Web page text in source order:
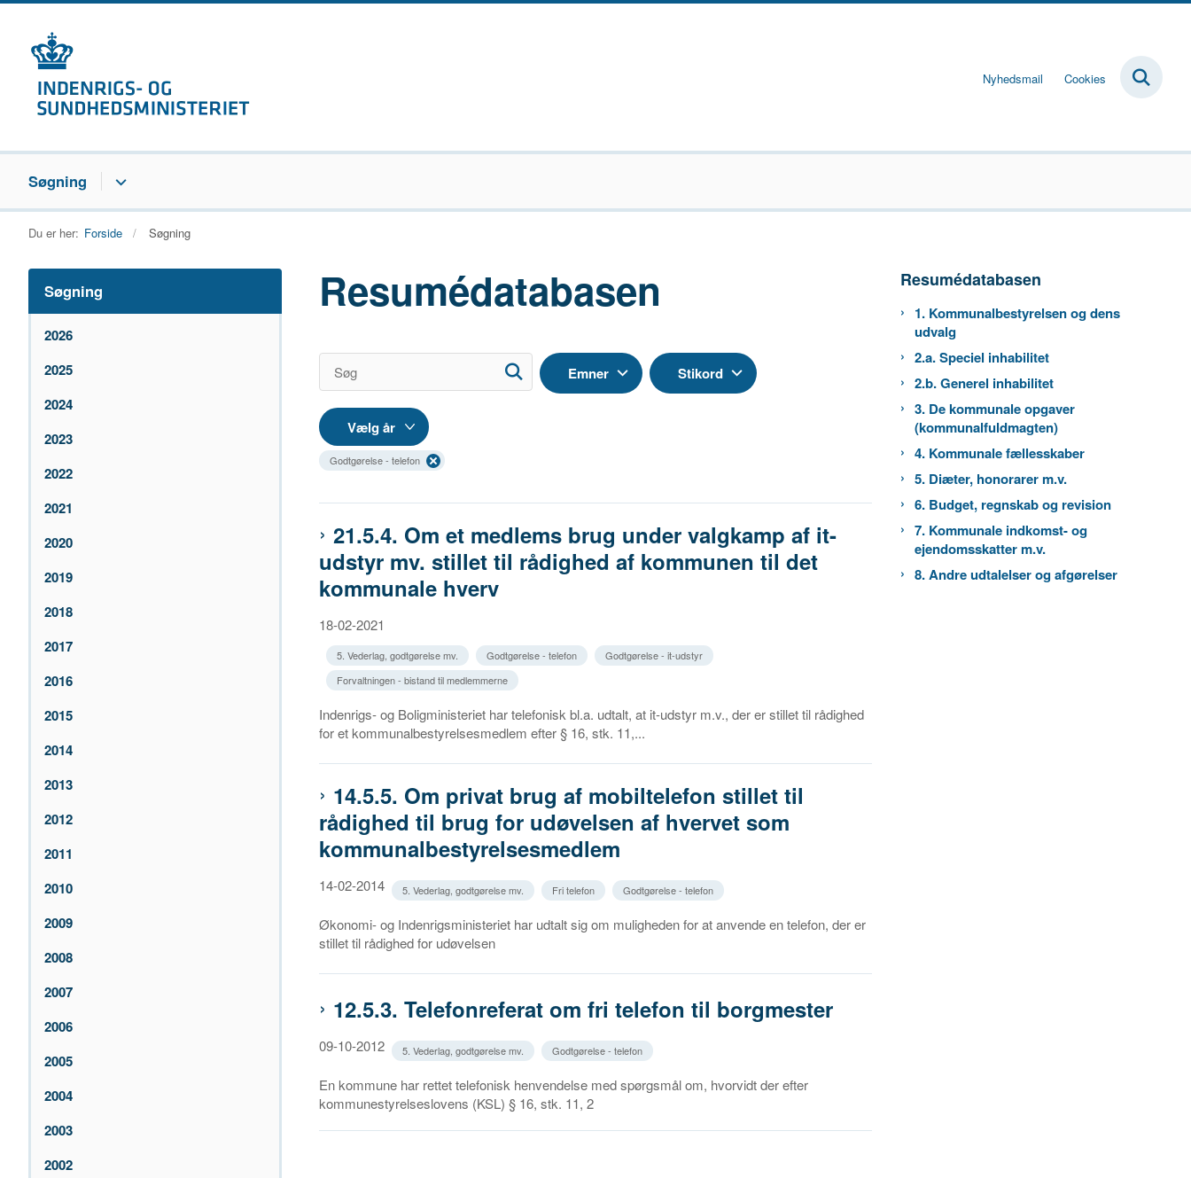
Nyhedsmail Cookies
Søgning
Du er her: Forside Søgning
Søgning
2026
2025
2024
2023
2022
2021
2020
2019
2018
2017
2016
2015
2014
2013
2012
2011
2010
2009
2008
2007
2006
2005
2004
2003
2002
Resumédatabasen
Emner Stikord
Godtgørelse - telefon
21.5.4. Om et medlems brug under valgkamp af it-
udstyr mv. stillet til rådighed af kommunen til det
kommunale hverv
18-02-2021
5. Vederlag, godtgørelse mv. Godtgørelse - telefon
Godtgørelse - it-udstyr
Forvaltningen - bistand til medlemmerne
Indenrigs- og Boligministeriet har telefonisk bl.a. udtalt, at it-udstyr m.v., der er stillet til rådighed
for et kommunalbestyrelsesmedlem efter § 16, stk. 11,...
14.5.5. Om privat brug af mobiltelefon stillet til
rådighed til brug for udøvelsen af hvervet som
kommunalbestyrelsesmedlem
14-02-2014 5. Vederlag, godtgørelse mv. Fri telefon Godtgørelse - telefon
Økonomi- og Indenrigsministeriet har udtalt sig om muligheden for at anvende en telefon, der er
stillet til rådighed for udøvelsen
12.5.3. Telefonreferat om fri telefon til borgmester
09-10-2012 5. Vederlag, godtgørelse mv. Godtgørelse - telefon
En kommune har rettet telefonisk henvendelse med spørgsmål om, hvorvidt der efter
kommunestyrelseslovens (KSL) § 16, stk. 11, 2
Resumédatabasen
1. Kommunalbestyrelsen og dens
udvalg
2.a. Speciel inhabilitet
2.b. Generel inhabilitet
3. De kommunale opgaver
(kommunalfuldmagten)
4. Kommunale fællesskaber
5. Diæter, honorarer m.v.
6. Budget, regnskab og revision
7. Kommunale indkomst- og
ejendomsskatter m.v.
8. Andre udtalelser og afgørelser